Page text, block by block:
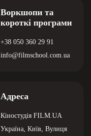
Воркшопи та
короткі програми
+38 050 360 29 91
info@filmschool.com.ua
Адреса
Кіностудія FILM.UA
Україна, Київ, Вулиця